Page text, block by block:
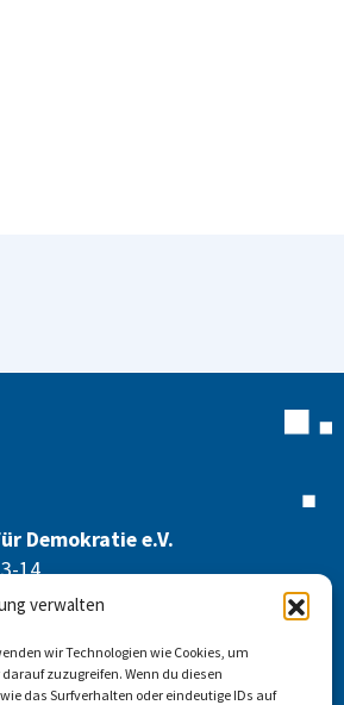
verwalten
wir Technologien wie Cookies, um
zuzugreifen. Wenn du diesen
das Surfverhalten oder eindeutige IDs auf
Demokratie e.V.
14